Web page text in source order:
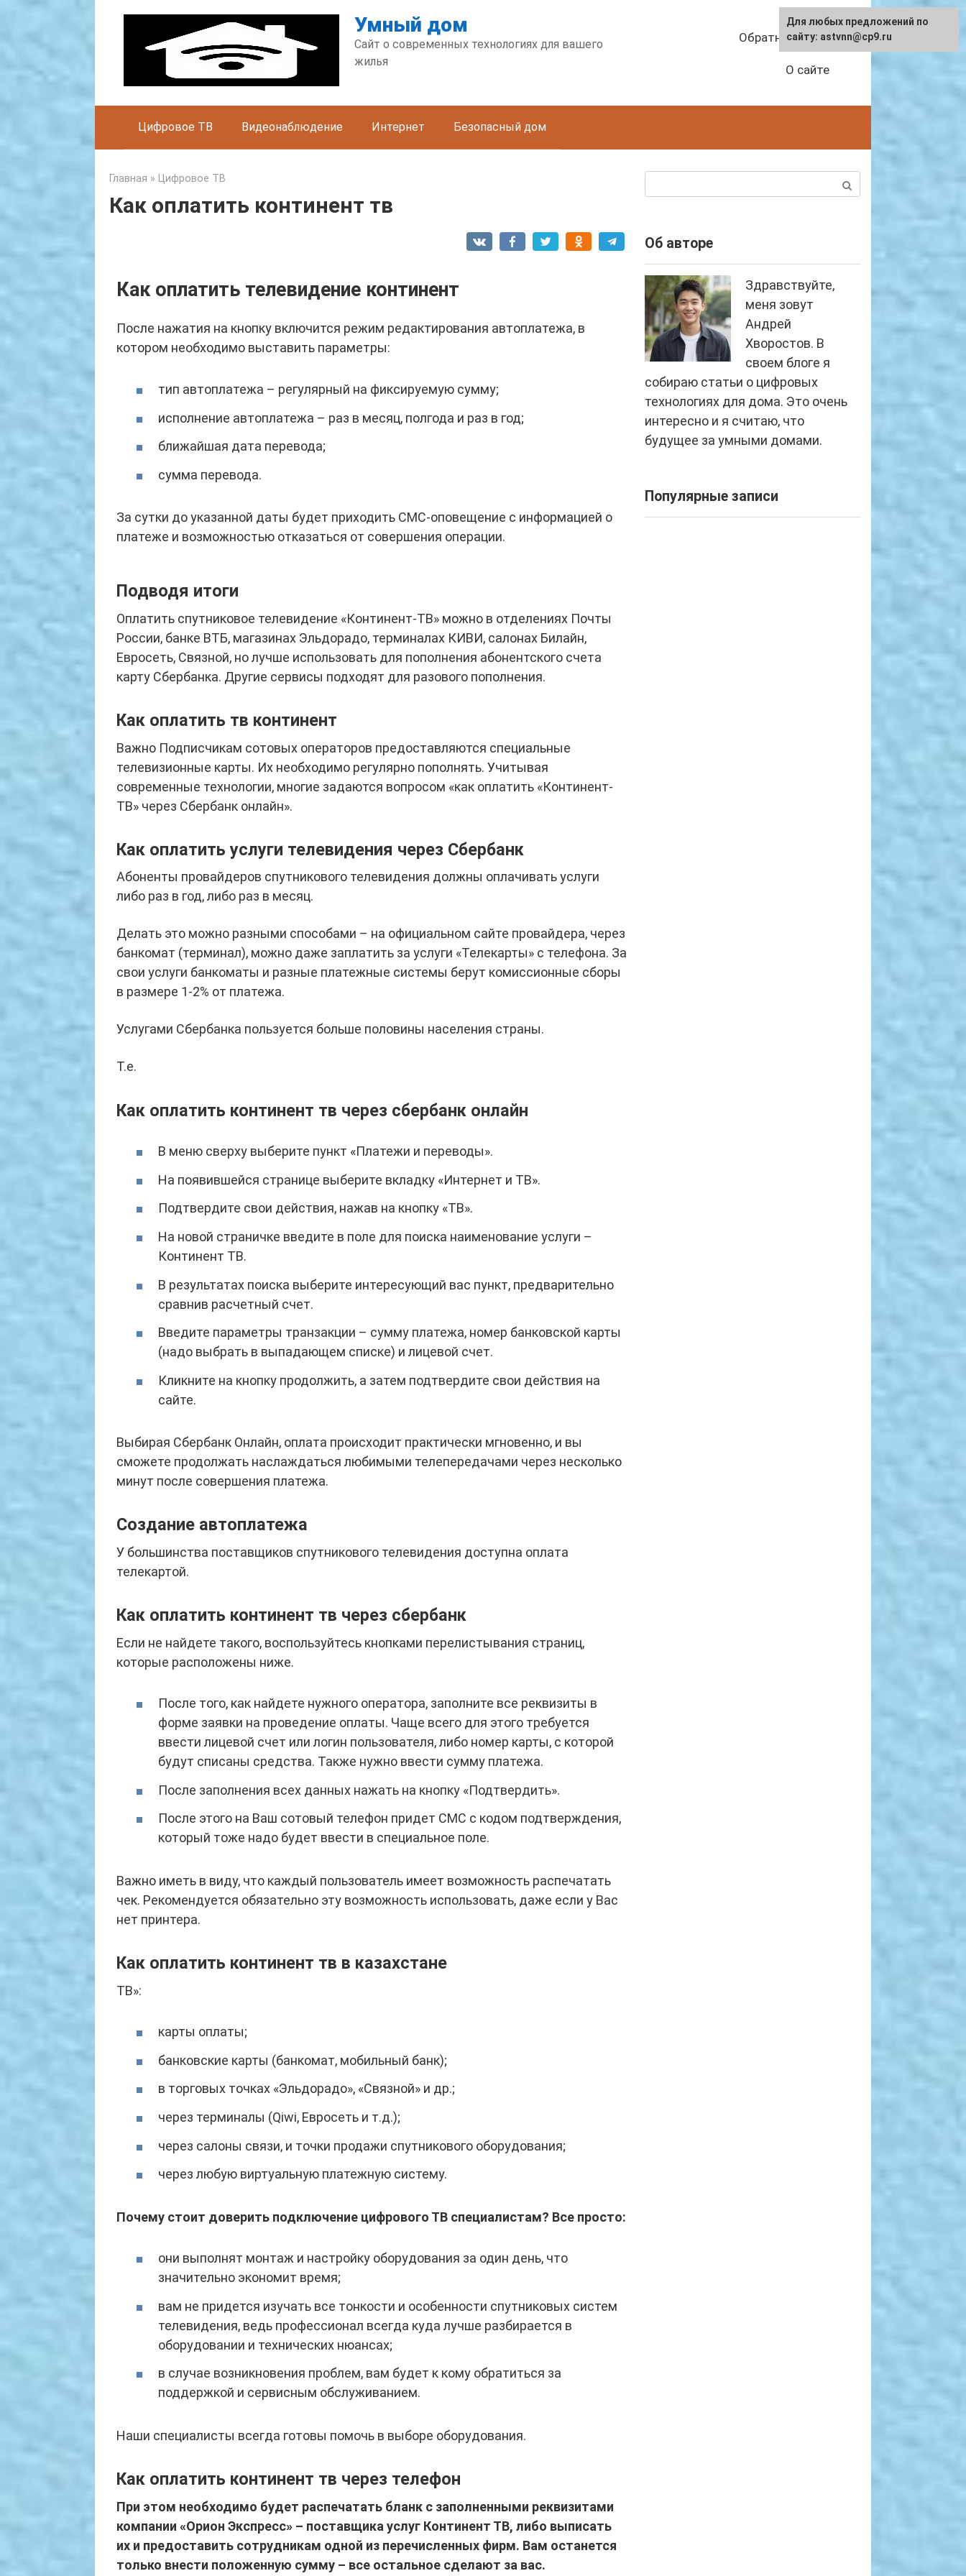
Умный дом
Сайт о современных технологиях для вашего
жилья
Обратная связь
О сайте
Цифровое ТВ Видеонаблюдение Интернет Безопасный дом
Главная » Цифровое ТВ
Как оплатить континент тв
Как оплатить телевидение континент
После нажатия на кнопку включится режим редактирования автоплатежа, в
котором необходимо выставить параметры:
тип автоплатежа – регулярный на фиксируемую сумму;
исполнение автоплатежа – раз в месяц, полгода и раз в год;
ближайшая дата перевода;
сумма перевода.
За сутки до указанной даты будет приходить СМС-оповещение с информацией о
платеже и возможностью отказаться от совершения операции.
Подводя итоги
Оплатить спутниковое телевидение «Континент-ТВ» можно в отделениях Почты
России, банке ВТБ, магазинах Эльдорадо, терминалах КИВИ, салонах Билайн,
Евросеть, Связной, но лучше использовать для пополнения абонентского счета
карту Сбербанка. Другие сервисы подходят для разового пополнения.
Как оплатить тв континент
Важно Подписчикам сотовых операторов предоставляются специальные
телевизионные карты. Их необходимо регулярно пополнять. Учитывая
современные технологии, многие задаются вопросом «как оплатить «Континент-
TB» через Сбербанк онлайн».
Как оплатить услуги телевидения через Сбербанк
Абоненты провайдеров спутникового телевидения должны оплачивать услуги
либо раз в год, либо раз в месяц.
Делать это можно разными способами – на официальном сайте провайдера, через
банкомат (терминал), можно даже заплатить за услуги «Телекарты» с телефона. За
свои услуги банкоматы и разные платежные системы берут комиссионные сборы
в размере 1-2% от платежа.
Услугами Сбербанка пользуется больше половины населения страны.
Т.е.
Как оплатить континент тв через сбербанк онлайн
В меню сверху выберите пункт «Платежи и переводы».
На появившейся странице выберите вкладку «Интернет и ТВ».
Подтвердите свои действия, нажав на кнопку «ТВ».
На новой страничке введите в поле для поиска наименование услуги –
Континент ТВ.
В результатах поиска выберите интересующий вас пункт, предварительно
сравнив расчетный счет.
Введите параметры транзакции – сумму платежа, номер банковской карты
(надо выбрать в выпадающем списке) и лицевой счет.
Кликните на кнопку продолжить, а затем подтвердите свои действия на
сайте.
Выбирая Сбербанк Онлайн, оплата происходит практически мгновенно, и вы
сможете продолжать наслаждаться любимыми телепередачами через несколько
минут после совершения платежа.
Создание автоплатежа
У большинства поставщиков спутникового телевидения доступна оплата
телекартой.
Как оплатить континент тв через сбербанк
Если не найдете такого, воспользуйтесь кнопками перелистывания страниц,
которые расположены ниже.
После того, как найдете нужного оператора, заполните все реквизиты в
форме заявки на проведение оплаты. Чаще всего для этого требуется
ввести лицевой счет или логин пользователя, либо номер карты, с которой
будут списаны средства. Также нужно ввести сумму платежа.
После заполнения всех данных нажать на кнопку «Подтвердить».
После этого на Ваш сотовый телефон придет СМС с кодом подтверждения,
который тоже надо будет ввести в специальное поле.
Важно иметь в виду, что каждый пользователь имеет возможность распечатать
чек. Рекомендуется обязательно эту возможность использовать, даже если у Вас
нет принтера.
Как оплатить континент тв в казахстане
ТВ»:
карты оплаты;
банковские карты (банкомат, мобильный банк);
в торговых точках «Эльдорадо», «Связной» и др.;
через терминалы (Qiwi, Евросеть и т.д.);
через салоны связи, и точки продажи спутникового оборудования;
через любую виртуальную платежную систему.
Почему стоит доверить подключение цифрового ТВ специалистам? Все просто:
они выполнят монтаж и настройку оборудования за один день, что
значительно экономит время;
вам не придется изучать все тонкости и особенности спутниковых систем
телевидения, ведь профессионал всегда куда лучше разбирается в
оборудовании и технических нюансах;
в случае возникновения проблем, вам будет к кому обратиться за
поддержкой и сервисным обслуживанием.
Наши специалисты всегда готовы помочь в выборе оборудования.
Как оплатить континент тв через телефон
При этом необходимо будет распечатать бланк с заполненными реквизитами
компании «Орион Экспресс» – поставщика услуг Континент ТВ, либо выписать
их и предоставить сотрудникам одной из перечисленных фирм. Вам останется
только внести положенную сумму – все остальное сделают за вас.
Об авторе
Здравствуйте,
меня зовут
Андрей
Хворостов. В
своем блоге я
собираю статьи о цифровых
технологиях для дома. Это очень
интересно и я считаю, что
будущее за умными домами.
Популярные записи
Для любых предложений по
сайту: astvnn@cp9.ru